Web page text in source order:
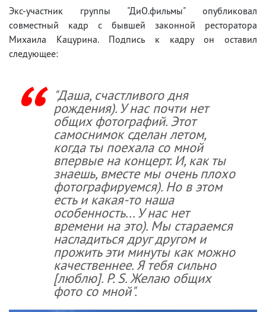
Экс-участник группы "ДиО.фильмы" опубликовал
совместный кадр с бывшей законной ресторатора
Михаила Кацурина. Подпись к кадру он оставил
следующее:
"Даша, счастливого дня
рождения). У нас почти нет
общих фотографий. Этот
самоснимок сделан летом,
когда ты поехала со мной
впервые на концерт. И, как ты
знаешь, вместе мы очень плохо
фотографируемся). Но в этом
есть и какая-то наша
особенность... У нас нет
времени на это). Мы стараемся
насладиться друг другом и
прожить эти минуты как можно
качественнее. Я тебя сильно
[люблю]. P. S. Желаю общих
фото со мной".